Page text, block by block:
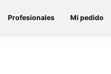
Profesionales Mi pedido